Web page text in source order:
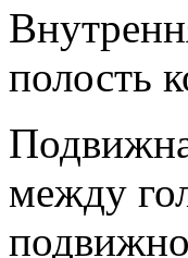
полость
между